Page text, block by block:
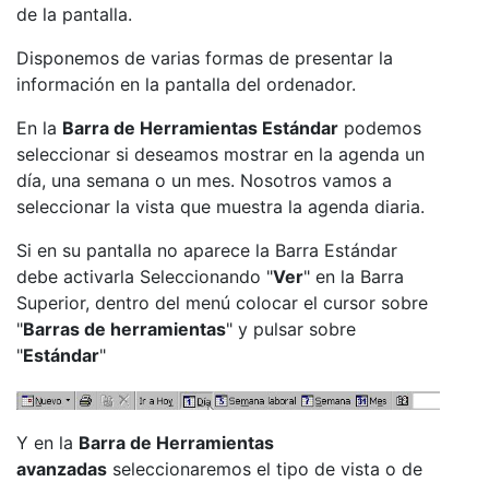
de la pantalla.
Disponemos de varias formas de presentar la
información en la pantalla del ordenador.
En la Barra de Herramientas Estándar podemos
seleccionar si deseamos mostrar en la agenda un
día, una semana o un mes. Nosotros vamos a
seleccionar la vista que muestra la agenda diaria.
Si en su pantalla no aparece la Barra Estándar
debe activarla Seleccionando "Ver" en la Barra
Superior, dentro del menú colocar el cursor sobre
"Barras de herramientas" y pulsar sobre
"Estándar"
Y en la Barra de Herramientas
avanzadas seleccionaremos el tipo de vista o de